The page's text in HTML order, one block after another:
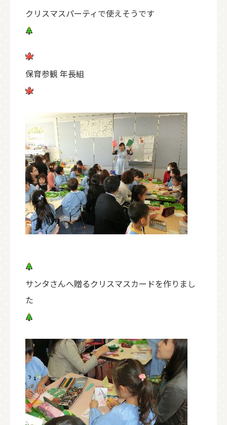
クリスマスパーティで使えそうです
保育参観 年長組
サンタさんへ贈るクリスマスカードを作りまし
た